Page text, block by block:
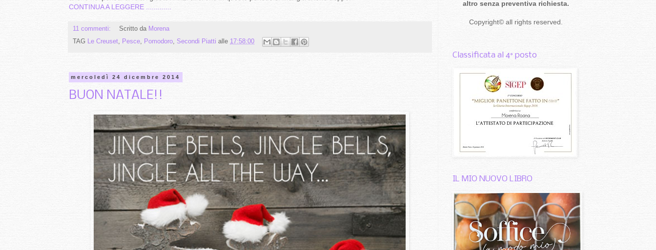
CONTINUA A LEGGERE .............
11 commenti: Scritto da Morena
TAG Le Creuset, Pesce, Pomodoro, Secondi Piatti alle 17:58:00
mercoledì 24 dicembre 2014
BUON NATALE!!
altro senza preventiva richiesta.
Copyright© all rights reserved
Classificata al 4° posto
IL MIO NUOVO LIBRO